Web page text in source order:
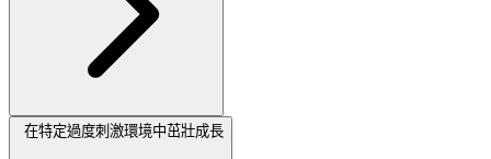
在特定過度刺激環境中茁壯成長